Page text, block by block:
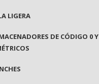
LIGERA
DE CÓDIGO 0 Y